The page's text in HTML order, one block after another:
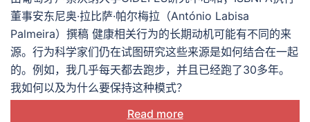
董事安东尼奥·拉比萨·帕尔梅拉（António Labisa
Palmeira）撰稿 健康相关行为的长期动机可能有不同的来
源。行为科学家们仍在试图研究这些来源是如何结合在一起
的。例如，我几乎每天都去跑步，并且已经跑了30多年。
我如何以及为什么要保持这种模式？
Read more